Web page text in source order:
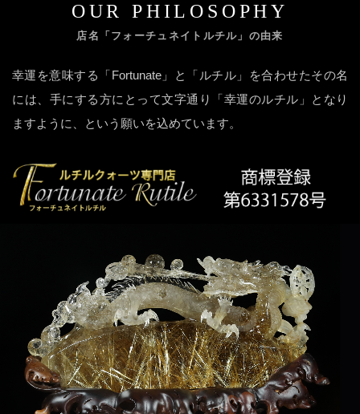
OUR PHILOSOPHY
店名「フォーチュネイトルチル」の由来
幸運を意味する「Fortunate」と「ルチル」を合わせたその名
には、手にする方にとって文字通り「幸運のルチル」となり
ますように、という願いを込めています。